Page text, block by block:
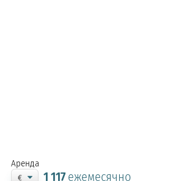
Аренда
1 117ежемесячно